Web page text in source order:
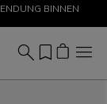
BINNEN